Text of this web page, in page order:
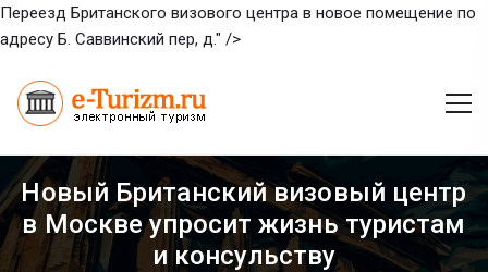
Переезд Британского визового центра в новое помещение по
адресу Б. Саввинский пер, д." />
Новый Британский визовый центр
в Москве упросит жизнь туристам
и консульству